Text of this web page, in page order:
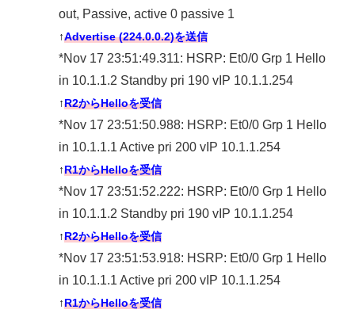
out, Passive, active 0 passive 1
↑Advertise (224.0.0.2)を送信
*Nov 17 23:51:49.311: HSRP: Et0/0 Grp 1 Hello
in 10.1.1.2 Standby pri 190 vIP 10.1.1.254
↑R2からHelloを受信
*Nov 17 23:51:50.988: HSRP: Et0/0 Grp 1 Hello
in 10.1.1.1 Active pri 200 vIP 10.1.1.254
↑R1からHelloを受信
*Nov 17 23:51:52.222: HSRP: Et0/0 Grp 1 Hello
in 10.1.1.2 Standby pri 190 vIP 10.1.1.254
↑R2からHelloを受信
*Nov 17 23:51:53.918: HSRP: Et0/0 Grp 1 Hello
in 10.1.1.1 Active pri 200 vIP 10.1.1.254
↑R1からHelloを受信